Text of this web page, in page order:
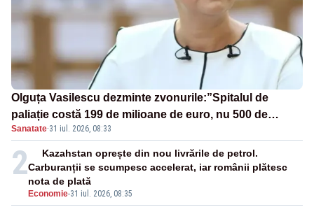
Olguța Vasilescu dezminte zvonurile:”Spitalul de
paliație costă 199 de milioane de euro, nu 500 de
milioane”
Sanatate·31 iul. 2026, 08:33
2
Economie-31 iul. 2026, 08:35
Kazahstan oprește din nou livrările de petrol.
Carburanții se scumpesc accelerat, iar românii plătesc
nota de plată